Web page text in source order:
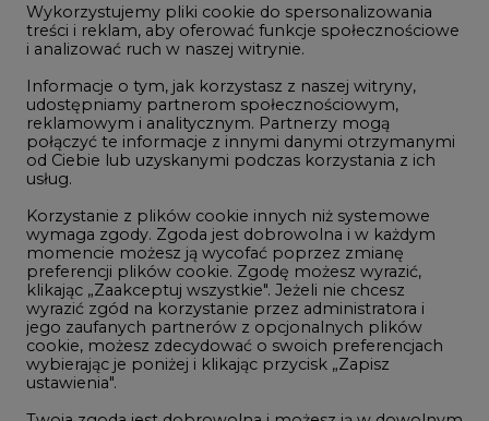
Studio CIRE
Rozmowy o energetyce
Gospodarka
Geopolityka
LTE450
Innowacje i AI
Telekomunikacja i IT
Handel emisjami CO2
Wodór
Górnictwo
Wykorzystujemy pliki cookie do spersonalizowania
treści i reklam, aby oferować funkcje społecznościowe
i analizować ruch w naszej witrynie.
Informacje o tym, jak korzystasz z naszej witryny,
udostępniamy partnerom społecznościowym,
reklamowym i analitycznym. Partnerzy mogą
połączyć te informacje z innymi danymi otrzymanymi
od Ciebie lub uzyskanymi podczas korzystania z ich
usług.
Korzystanie z plików cookie innych niż systemowe
wymaga zgody. Zgoda jest dobrowolna i w każdym
momencie możesz ją wycofać poprzez zmianę
preferencji plików cookie. Zgodę możesz wyrazić,
klikając „Zaakceptuj wszystkie". Jeżeli nie chcesz
wyrazić zgód na korzystanie przez administratora i
jego zaufanych partnerów z opcjonalnych plików
cookie, możesz zdecydować o swoich preferencjach
wybierając je poniżej i klikając przycisk „Zapisz
ustawienia".